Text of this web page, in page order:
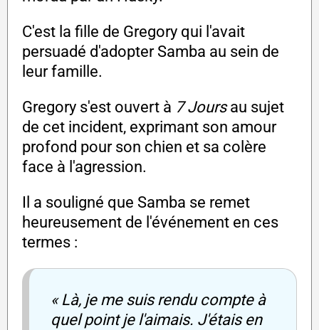
C'est la fille de Gregory qui l'avait
persuadé d'adopter Samba au sein de
leur famille.
Gregory s'est ouvert à 7 Joursau sujet
de cet incident, exprimant son amour
profond pour son chien et sa colère
face à l'agression.
Il a souligné que Samba se remet
heureusement de l'événement en ces
termes :
« Là, je me suis rendu compte à
quel point je l'aimais. J'étais en